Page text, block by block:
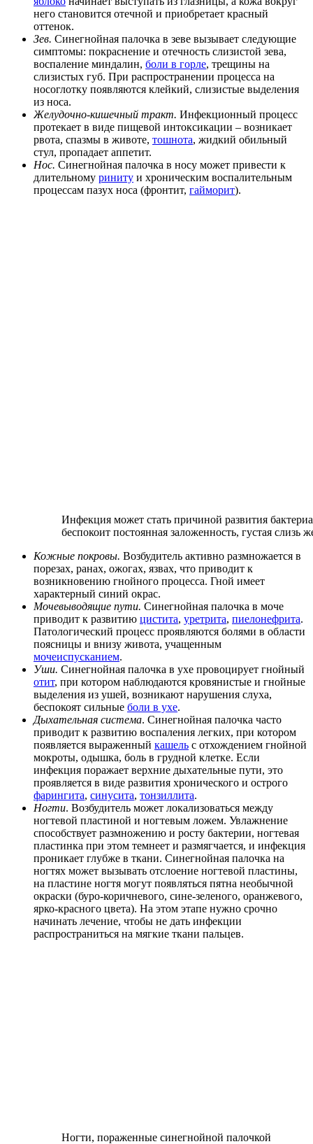
него становится отечной и приобретает красный
оттенок.
Зев. Синегнойная палочка в зеве вызывает следующие
симптомы: покраснение и отечность слизистой зева,
воспаление миндалин, боли в горле, трещины на
слизистых губ. При распространении процесса на
носоглотку появляются клейкий, слизистые выделения
из носа.
Желудочно-кишечный тракт. Инфекционный процесс
протекает в виде пищевой интоксикации – возникает
рвота, спазмы в животе, тошнота, жидкий обильный
стул, пропадает аппетит.
Нос. Синегнойная палочка в носу может привести к
длительному риниту и хроническим воспалительным
процессам пазух носа (фронтит, гайморит).
Инфекция может стать причиной развития
беспокоит постоянная заложенность, густая слизь
Кожные покровы. Возбудитель активно размножается в
порезах, ранах, ожогах, язвах, что приводит к
возникновению гнойного процесса. Гной имеет
характерный синий окрас.
Мочевыводящие пути. Синегнойная палочка в моче
приводит к развитию цистита, уретрита, пиелонефрита.
Патологический процесс проявляются болями в области
поясницы и внизу живота, учащенным
мочеиспусканием.
Уши. Синегнойная палочка в ухе провоцирует гнойный
отит, при котором наблюдаются кровянистые и гнойные
выделения из ушей, возникают нарушения слуха,
беспокоят сильные боли в ухе.
Дыхательная система. Синегнойная палочка часто
приводит к развитию воспаления легких, при котором
появляется выраженный кашель с отхождением гнойной
мокроты, одышка, боль в грудной клетке. Если
инфекция поражает верхние дыхательные пути, это
проявляется в виде развития хронического и острого
фарингита, синусита, тонзиллита.
Ногти. Возбудитель может локализоваться между
ногтевой пластиной и ногтевым ложем. Увлажнение
способствует размножению и росту бактерии, ногтевая
пластинка при этом темнеет и размягчается, и инфекция
проникает глубже в ткани. Синегнойная палочка на
ногтях может вызывать отслоение ногтевой пластины,
на пластине ногтя могут появляться пятна необычной
окраски (буро-коричневого, сине-зеленого, оранжевого,
ярко-красного цвета). На этом этапе нужно срочно
начинать лечение, чтобы не дать инфекции
распространиться на мягкие ткани пальцев.
Ногти, пораженные синегнойной палочкой